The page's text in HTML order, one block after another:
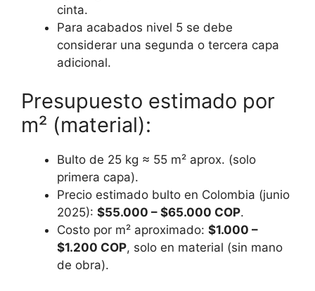
cinta.
Para acabados nivel 5 se debe
considerar una segunda o tercera capa
adicional.
Presupuesto estimado por
m² (material):
Bulto de 25 kg ≈ 55 m² aprox. (solo
primera capa).
Precio estimado bulto en Colombia (junio
2025): $55.000 – $65.000 COP.
Costo por m² aproximado: $1.000 –
$1.200 COP, solo en material (sin mano
de obra).